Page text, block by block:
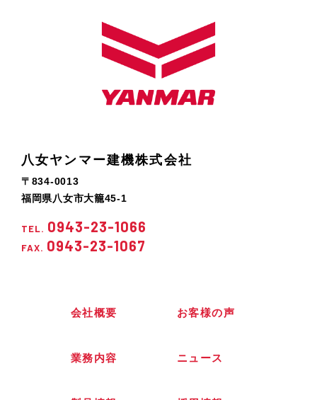
八女ヤンマー建機株式会社
〒834-0013
福岡県八女市大籠45-1
TEL. 0943-23-1066
FAX. 0943-23-1067
会社概要
業務内容
お客様の声
ニュース